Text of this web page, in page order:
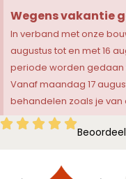
Wegens vakantie
In verband met onze
augustus tot en met 16
periode worden gedaan
Vanaf maandag 17
behandelen zoals je van